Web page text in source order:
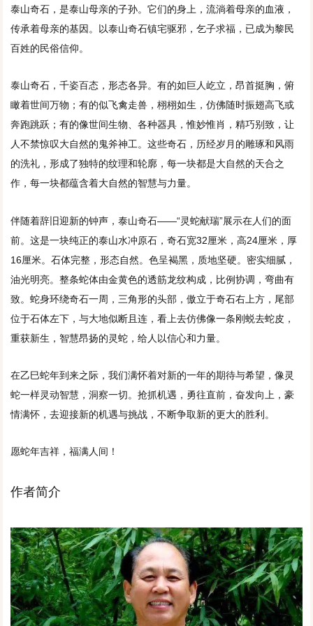
泰山奇石，是泰山母亲的子孙。它们的身上，流淌着母亲的血液，
传承着母亲的基因。以泰山奇石镇宅驱邪，乞子求福，已成为黎民
百姓的民俗信仰。
泰山奇石，千姿百态，形态各异。有的如巨人屹立，昂首挺胸，俯
瞰着世间万物；有的似飞禽走兽，栩栩如生，仿佛随时振翅高飞或
奔跑跳跃；有的像世间生物、各种器具，惟妙惟肖，精巧别致，让
人不禁惊叹大自然的鬼斧神工。这些奇石，历经岁月的雕琢和风雨
的洗礼，形成了独特的纹理和轮廓，每一块都是大自然的天合之
作，每一块都蕴含着大自然的智慧与力量。
伴随着辞旧迎新的钟声，泰山奇石——“灵蛇献瑞”展示在人们的面
前。这是一块纯正的泰山水冲原石，奇石宽32厘米，高24厘米，厚
16厘米。石体完整，形态自然。色呈褐黑，质地坚硬。密实细腻，
油光明亮。整条蛇体由金黄色的透筋龙纹构成，比例协调，弯曲有
致。蛇身环绕奇石一周，三角形的头部，傲立于奇石右上方，尾部
位于石体左下，与大地似断且连，看上去仿佛像一条刚蜕去蛇皮，
重获新生，智慧昂扬的灵蛇，给人以信心和力量。
在乙巳蛇年到来之际，我们满怀着对新的一年的期待与希望，像灵
蛇一样灵动智慧，洞察一切。抢抓机遇，勇往直前，奋发向上，豪
情满怀，去迎接新的机遇与挑战，不断争取新的更大的胜利。
愿蛇年吉祥，福满人间！
作者简介